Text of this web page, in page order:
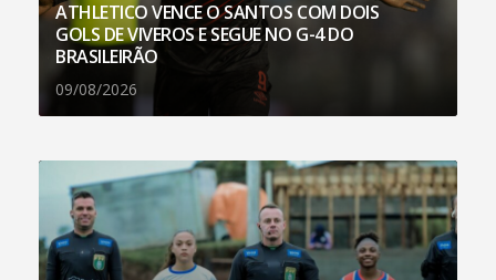
ATHLETICO VENCE O SANTOS COM DOIS
GOLS DE VIVEROS E SEGUE NO G-4 DO
BRASILEIRÃO
09/08/2026